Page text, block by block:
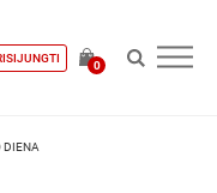
0
DIENA